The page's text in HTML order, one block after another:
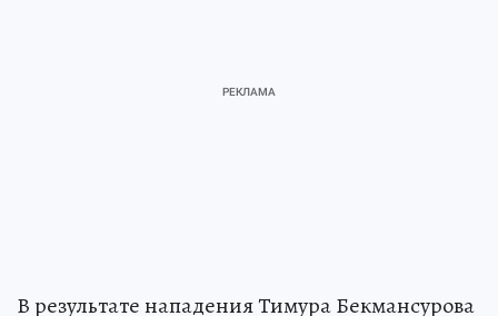
В результате нападения Тимура Бекмансурова